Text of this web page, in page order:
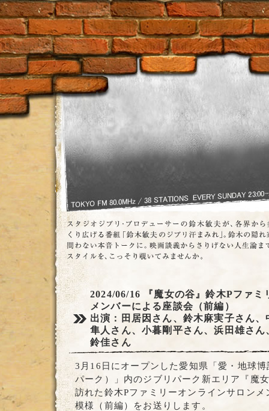
2024/06/16
『魔女の谷』鈴木Pファ
メンバーによる座談会（前編）
出演：田居因さん、鈴木麻実子さん
隼人さん、小暮剛平さん、浜田雄さ
鈴佳さん
3月16日にオープンした愛知県「愛・地球
パーク）」内のジブリパーク新エリア『魔
訪れた鈴木Pファミリーオンラインサロン
模様（前編）をお送りします。